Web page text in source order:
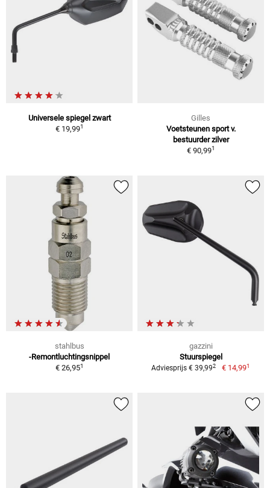
Universele spiegel zwart
€ 19,991
Gilles
Voetsteunen sport v.
bestuurder zilver
€ 90,991
stahlbus
-Remontluchtingsnippel
€ 26,951
gazzini
Stuurspiegel
Adviesprijs € 39,992 € 14,991